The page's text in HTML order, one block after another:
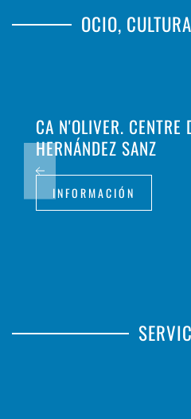
OCIO,
CA N'OLIVER.
HERNÁNDEZ SANZ
INFORMACIÓN